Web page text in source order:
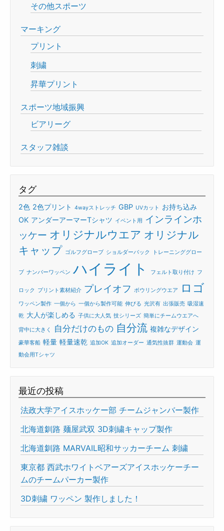
その他スポーツ
マーキング
プリント
刺繍
昇華プリント
スポーツ地域振興
ビアリーグ
スタッフ雑談
タグ
2色 2色プリント 4wayストレッチ GBP UVカット
お持ち込み
OK アンダーアーマーTシャツ イベント用
インラインホ
ッケー オリジナルウエア オリジナル
キャップ ゴルフグローブ ショルダーバック トレーニンググロー
ブ ナンバーワッペン ハイライト フェルト取り付け フ
ロック プリント素材紹介 プレイオフ ボウリングウエア ロゴ
ワッペン製作 一個から 一個から製作可能 伸びる 光沢有 出張販売 吸湿速
乾 大人が楽しめる 子供に大人気 技シリーズ 簡単にチームウエアへ
背中に大きく 自分だけのもの 自分流 複雑なデザイン
豪華客船 軽量 軽量速乾 追加OK 追加オーダー 通気性抜群 運動会 運
動会用Tシャツ
最近の投稿
法政大学アイスホッケー部 チームジャンバー製作
北海道釧路 麺屋武双 3D刺繍キャップ製作
北海道釧路 MARVAIL昭和サッカーチーム 刺繍
東京都 西武ホワイトベアーズアイスホッケーチー
ムのチームパーカー製作
3D刺繍 ワッペン 製作しました！